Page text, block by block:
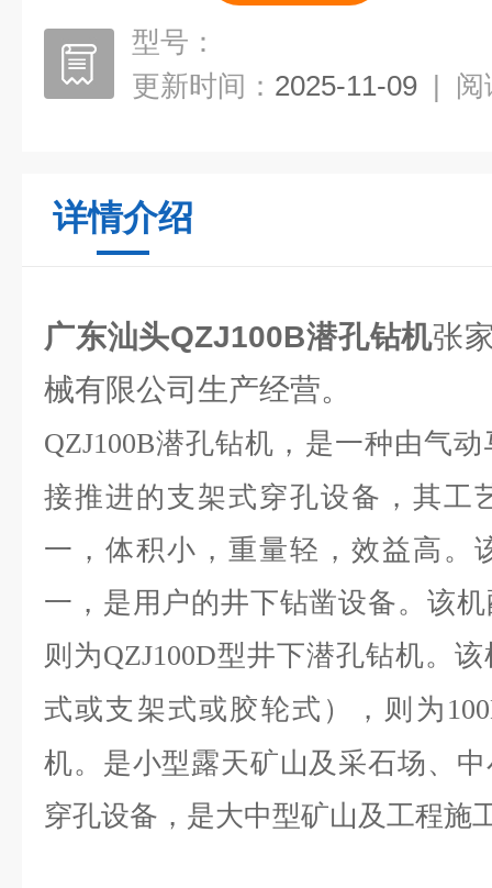
型号：
更新时间： 2025-11-09 | 阅
详情介绍
广东汕头QZJ100B潜孔钻机张
械有限公司生产经营。
QZJ100B潜孔钻机，是一种由气
接推进的支架式穿孔设备，其工
一，体积小，重量轻，效益高。
一，是用户的井下钻凿设备。该
则为QZJ100D型井下潜孔钻机。
式或支架式或胶轮式），则为
机。是小型露天矿山及采石场、
穿孔设备，是大中型矿山及工程施